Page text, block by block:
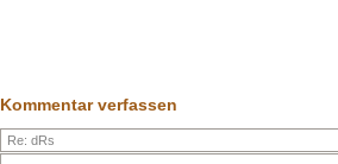
Kommentar verfassen